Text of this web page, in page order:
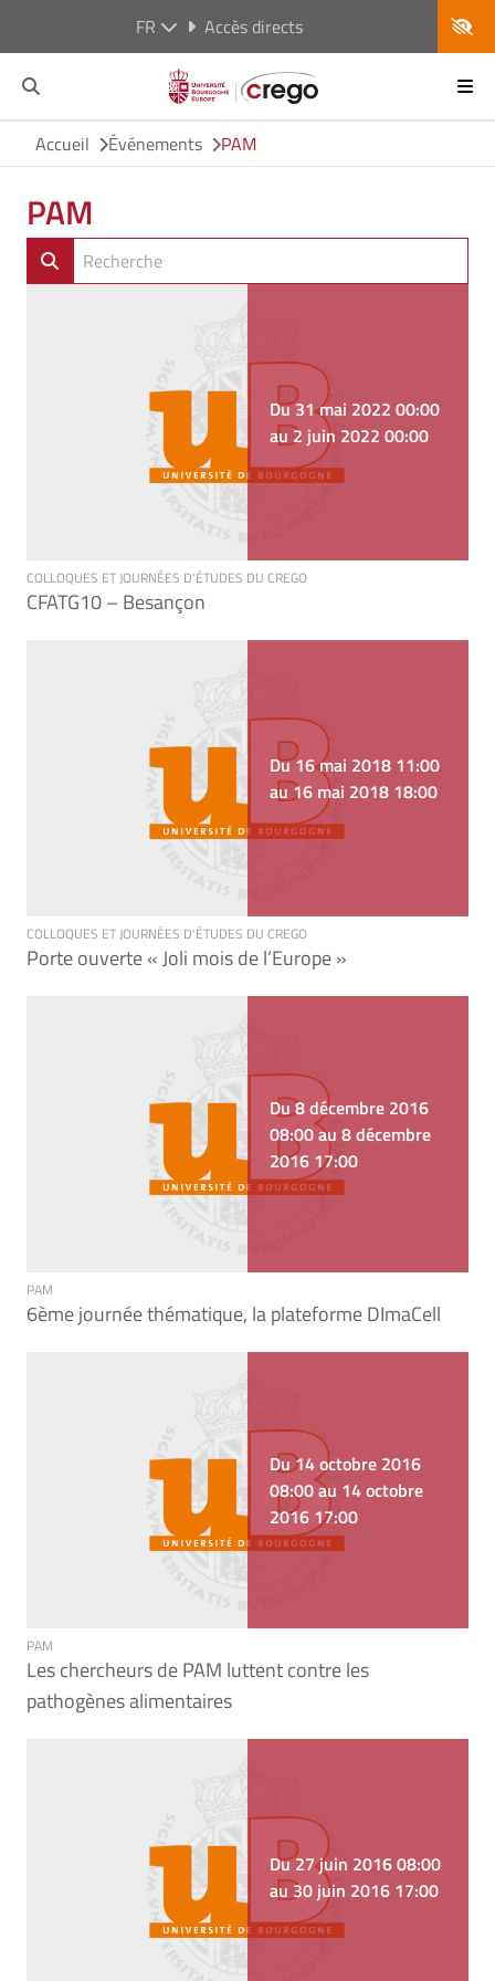
FR Accès directs
Accueil Événements PAM
PAM
Du 31 mai 2022 00:00
au 2 juin 2022 00:00
COLLOQUES ET JOURNÉES D'ÉTUDES DU CREGO
CFATG10 – Besançon
Du 16 mai 2018 11:00
au 16 mai 2018 18:00
COLLOQUES ET JOURNÉES D'ÉTUDES DU CREGO
Porte ouverte « Joli mois de l’Europe »
Du 8 décembre 2016
08:00 au 8 décembre
2016 17:00
PAM
6ème journée thématique, la plateforme DImaCell
Du 14 octobre 2016
08:00 au 14 octobre
2016 17:00
PAM
Les chercheurs de PAM luttent contre les
pathogènes alimentaires
Du 27 juin 2016 08:00
au 30 juin 2016 17:00